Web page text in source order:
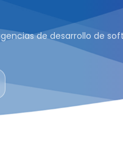
de desarrollo de